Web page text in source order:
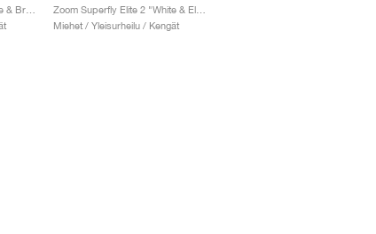
Zoom Superfly Elite 2 "White & Bright Crimson"
Miehet / Yleisurheilu / Kengät